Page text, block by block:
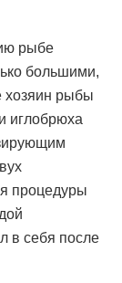
рыбе
большими,
хозяин рыбы
иглобрюха
процедуры
в себя после